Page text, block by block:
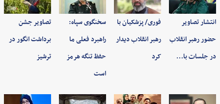
انتشار تصاویر
حضور رهبر انقلاب
در جلسات با…
فوری/ پزشکیان با
رهبر انقلاب دیدار
کرد
سخنگوی سپاه:
راهبرد فعلی ما
حفظ تنگه هرمز
است
تصاویر جشن
برداشت انگور در
ترشیز